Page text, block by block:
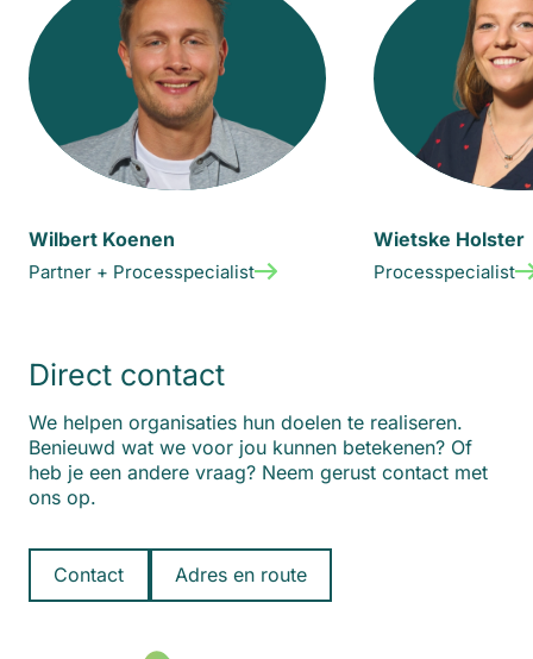
Wilbert Koenen
Partner + Processpecialist
Wietske Holster
Processpecialist
Direct contact
We helpen organisaties hun doelen te realiseren.
Benieuwd wat we voor jou kunnen betekenen? Of
heb je een andere vraag? Neem gerust contact met
ons op.
Contact Adres en route